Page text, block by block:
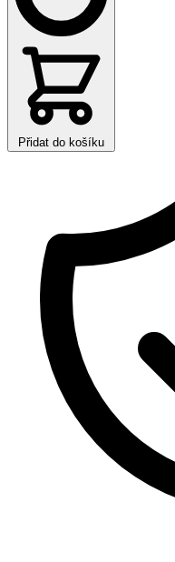
Přidat do košíku